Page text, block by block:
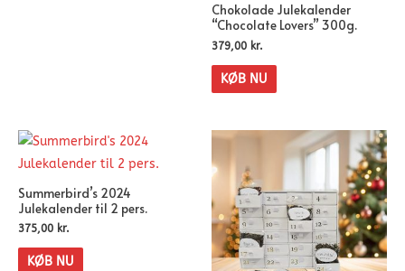
Chokolade Julekalender
“Chocolate Lovers” 300g.
379,00 kr.
KØB NU
Summerbird’s 2024
Julekalender til 2 pers.
375,00 kr.
KØB NU